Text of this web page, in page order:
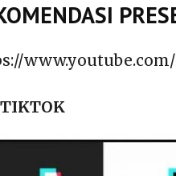
TIKTOK